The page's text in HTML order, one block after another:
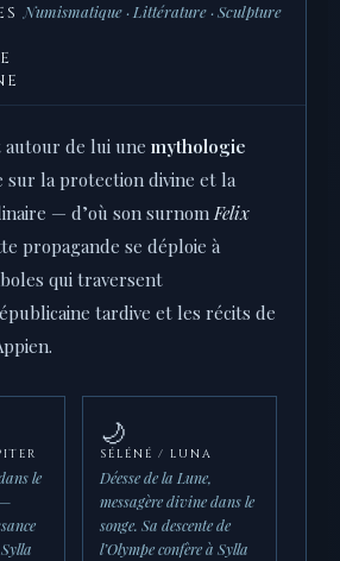
Numismatique · Littérature · Sculpture
de lui une mythologie
sur la protection divine et la
— d’où son surnomFelix
propagande se déploie à
qui traversent
tardive et les récits de
le
🌙
SÉLÉNÉ / LUNA
Déesse de la Lune,
messagère divine dans le
songe. Sa descente de
l’Olympe confère à Sylla